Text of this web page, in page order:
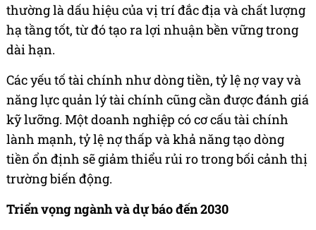
thường là dấu hiệu của vị trí đắc địa và chất lượng
hạ tầng tốt, từ đó tạo ra lợi nhuận bền vững trong
dài hạn.
Các yếu tố tài chính như dòng tiền, tỷ lệ nợ vay và
năng lực quản lý tài chính cũng cần được đánh giá
kỹ lưỡng. Một doanh nghiệp có cơ cấu tài chính
lành mạnh, tỷ lệ nợ thấp và khả năng tạo dòng
tiền ổn định sẽ giảm thiểu rủi ro trong bối cảnh thị
trường biến động.
Triển vọng ngành và dự báo đến 2030